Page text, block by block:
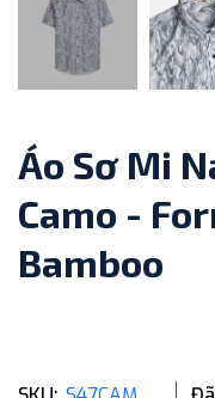
Áo Sơ Mi
Camo -
Bamboo